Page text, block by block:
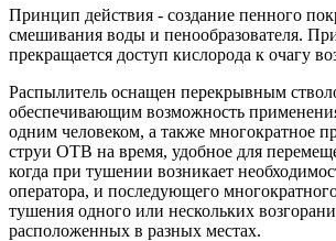
Принцип действия - создание пенного
смешивания воды и пенообразователя.
прекращается доступ кислорода к очагу
Распылитель оснащен перекрывным
обеспечивающим возможность
одним человеком, а также многократное
струи ОТВ на время, удобное для
когда при тушении возникает
оператора, и последующего
тушения одного или нескольких
расположенных в разных местах.